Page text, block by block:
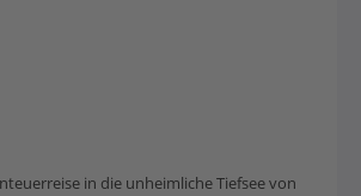
in die unheimliche Tiefsee von